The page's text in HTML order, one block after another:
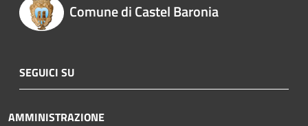
Comune di Castel Baronia
SEGUICI SU
AMMINISTRAZIONE